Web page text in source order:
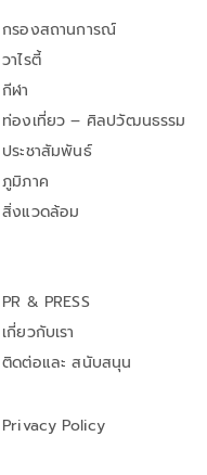
กรองสถานการณ์
วาไรตี้
กีฬา
ท่องเที่ยว – ศิลปวัฒนธรรม
ประชาสัมพันธ์
ภูมิภาค
สิ่งแวดล้อม
PR & PRESS
เกี่ยวกับเรา
ติดต่อและ สนับสนุน
Privacy Policy